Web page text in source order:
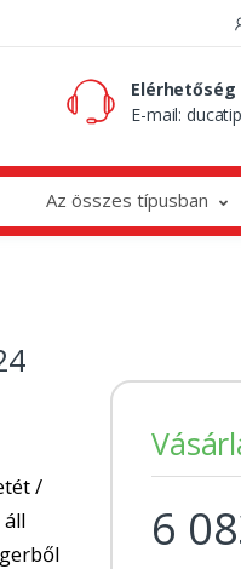
Elérhetőség
E-mail:
Az összes típusban
/
áll
6